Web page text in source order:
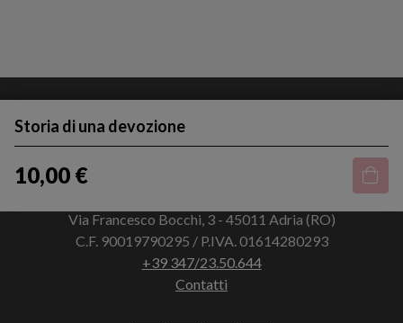
Storia di una devozione
10,00 €
Via Francesco Bocchi, 3 - 45011 Adria (RO)
C.F. 90019790295 / P.IVA. 01614280293
+39 347/23.50.644
Contatti